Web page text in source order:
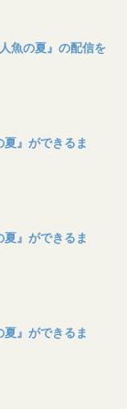
魚の夏』の配信を
』ができるま
』ができるま
』ができるま